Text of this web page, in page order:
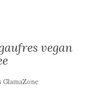
vegan
GlamaZone